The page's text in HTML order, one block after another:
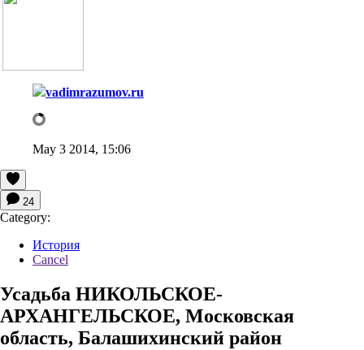
vadimrazumov.ru
May 3 2014, 15:06
24
Category:
История
Cancel
Усадьба НИКОЛЬСКОЕ-
АРХАНГЕЛЬСКОЕ, Московская
область, Балашихинский район